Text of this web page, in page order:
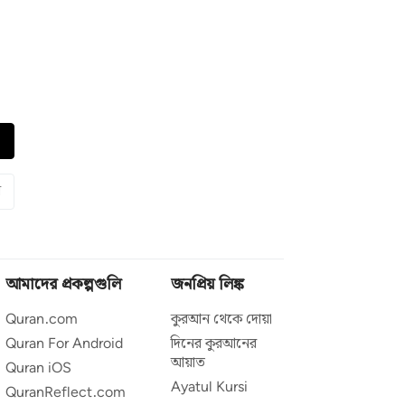
আমাদের প্রকল্পগুলি
Quran.com
Quran For Android
Quran iOS
QuranReflect.com
জনপ্রিয় লিঙ্ক
কুরআন থেকে দোয়া
দিনের কুরআনের
আয়াত
Ayatul Kursi